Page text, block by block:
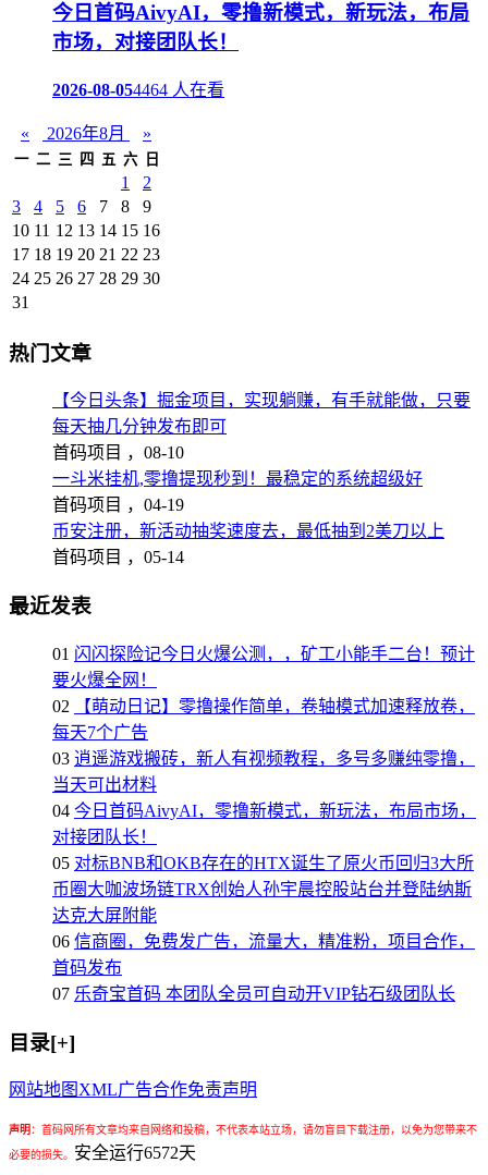
今日首码AivyAI，零撸新模式，新玩法，布局
市场，对接团队长！
2026-08-054464 人在看
« 2026年8月 »
一 二 三 四 五 六 日
1
2
3
4 5 6 7 8
9
10 11 12 13 14 15 16
17 18 19 20 21 22 23
24 25 26 27 28 29 30
31
热门文章
【今日头条】掘金项目，实现躺赚，有手就能做，只要
每天抽几分钟发布即可
首码项目 ， 08-10
一斗米挂机,零撸提现秒到！最稳定的系统超级好
首码项目 ， 04-19
币安注册，新活动抽奖速度去，最低抽到2美刀以上
首码项目 ， 05-14
最近发表
01 闪闪探险记今日火爆公测，，矿工小能手二台！预计
要火爆全网！
02
【萌动日记】零撸操作简单，卷轴模式加速释放卷，
每天7个广告
03 逍遥游戏搬砖，新人有视频教程，多号多赚纯零撸，
当天可出材料
04 今日首码AivyAI，零撸新模式，新玩法，布局市场，
对接团队长！
05 对标BNB和OKB存在的HTX诞生了原火币回归3大所
币圈大咖波场链TRX创始人孙宇晨控股站台并登陆纳斯
达克大屏附能
06 信商圈，免费发广告，流量大，精准粉，项目合作，
首码发布
07 乐奇宝首码 本团队全员可自动开VIP钻石级团队长
目录[+]
网站地图 XML广告合作免责声明
声明： 首码网所有文章均来自网络和投稿，不代表本站立场，请勿盲目下载注册，以免为您带来不
必要的损失。 安全运行6572天